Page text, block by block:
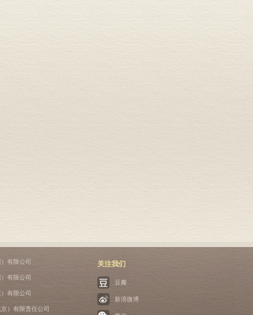
有限公司
有限公司
有限公司
）有限责任公司
关注我们
豆瓣
新浪微博